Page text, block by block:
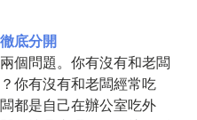
底分開
個問題。你有沒有和老闆
你有沒有和老闆經常吃
都是自己在辦公室吃外